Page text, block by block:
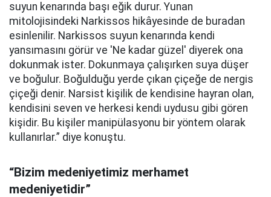
suyun kenarında başı eğik durur. Yunan
mitolojisindeki Narkissos hikâyesinde de buradan
esinlenilir. Narkissos suyun kenarında kendi
yansımasını görür ve 'Ne kadar güzel' diyerek ona
dokunmak ister. Dokunmaya çalışırken suya düşer
ve boğulur. Boğulduğu yerde çıkan çiçeğe de nergis
çiçeği denir. Narsist kişilik de kendisine hayran olan,
kendisini seven ve herkesi kendi uydusu gibi gören
kişidir. Bu kişiler manipülasyonu bir yöntem olarak
kullanırlar.” diye konuştu.
“Bizim medeniyetimiz merhamet
medeniyetidir”